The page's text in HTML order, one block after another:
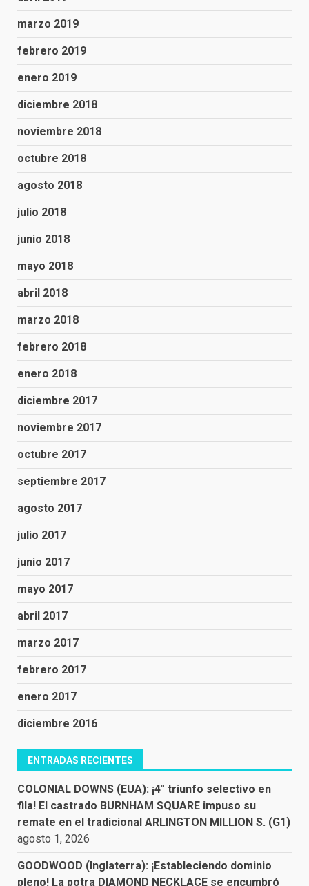
marzo 2019
febrero 2019
enero 2019
diciembre 2018
noviembre 2018
octubre 2018
agosto 2018
julio 2018
junio 2018
mayo 2018
abril 2018
marzo 2018
febrero 2018
enero 2018
diciembre 2017
noviembre 2017
octubre 2017
septiembre 2017
agosto 2017
julio 2017
junio 2017
mayo 2017
abril 2017
marzo 2017
febrero 2017
enero 2017
diciembre 2016
ENTRADAS RECIENTES
COLONIAL DOWNS (EUA): ¡4° triunfo selectivo en
fila! El castrado BURNHAM SQUARE impuso su
remate en el tradicional ARLINGTON MILLION S. (G1)
agosto 1, 2026
GOODWOOD (Inglaterra): ¡Estableciendo dominio
pleno! La potra DIAMOND NECKLACE se encumbró